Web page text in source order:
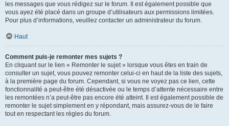
les messages que vous rédigez sur le forum. Il est également possible que
vous ayez été placé dans un groupe d’utilisateurs aux permissions limitées.
Pour plus d’informations, veuillez contacter un administrateur du forum.
Haut
Comment puis-je remonter mes sujets ?
En cliquant sur le lien « Remonter le sujet » lorsque vous êtes en train de
consulter un sujet, vous pouvez remonter celui-ci en haut de la liste des sujets,
à la première page du forum. Cependant, si vous ne voyez pas ce lien, cette
fonctionnalité a peut-être été désactivée ou le temps d’attente nécessaire entre
les remontées n’a peut-être pas encore été atteint. Il est également possible de
remonter le sujet simplement en y répondant, mais assurez-vous de le faire
tout en respectant les règles du forum.